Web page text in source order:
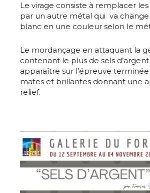
Le virage consiste à remplacer les
par un autre métal qui va
blanc en une couleur selon le
Le mordançage en attaquant la
contenant le plus de sels d’argent
apparaître sur l’épreuve
mates et brillantes donnant une
relief.